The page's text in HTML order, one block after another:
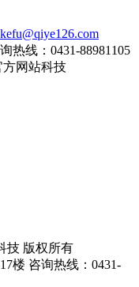
热线：0431-88981105
方网站科技
技 版权所有
楼 咨询热线：0431-